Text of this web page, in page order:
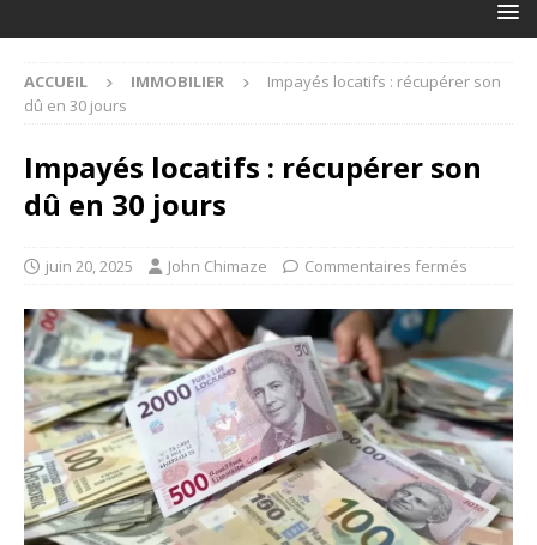
ACCUEIL IMMOBILIER
Impayés locatifs : récupérer son
dû en 30 jours
Impayés locatifs : récupérer son
dû en 30 jours
juin 20, 2025 John Chimaze Commentaires fermés